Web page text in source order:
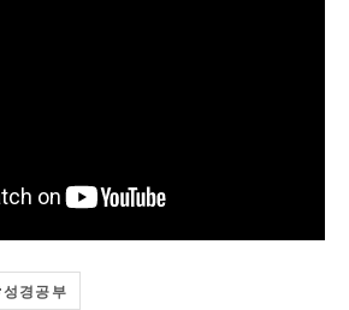
성경공부